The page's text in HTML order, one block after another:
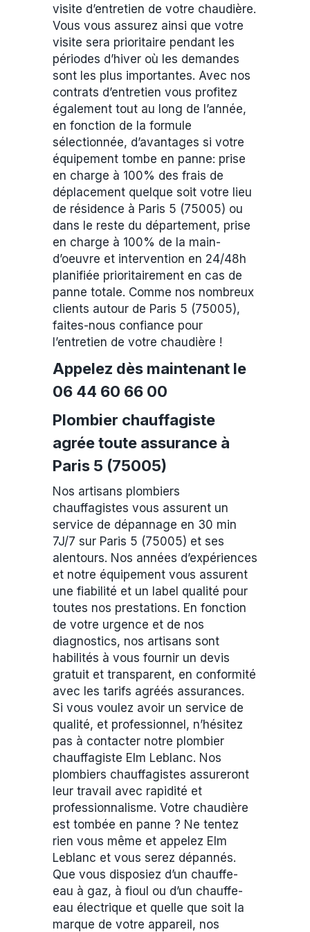
visite d’entretien de votre chaudière.
Vous vous assurez ainsi que votre
visite sera prioritaire pendant les
périodes d’hiver où les demandes
sont les plus importantes. Avec nos
contrats d’entretien vous profitez
également tout au long de l’année,
en fonction de la formule
sélectionnée, d’avantages si votre
équipement tombe en panne: prise
en charge à 100% des frais de
déplacement quelque soit votre lieu
de résidence à Paris 5 (75005) ou
dans le reste du département, prise
en charge à 100% de la main-
d’oeuvre et intervention en 24/48h
planifiée prioritairement en cas de
panne totale. Comme nos nombreux
clients autour de Paris 5 (75005),
faites-nous confiance pour
l’entretien de votre chaudière !
Appelez dès maintenant le
06 44 60 66 00
Plombier chauffagiste
agrée toute assurance à
Paris 5 (75005)
Nos artisans plombiers
chauffagistes vous assurent un
service de dépannage en 30 min
7J/7 sur Paris 5 (75005) et ses
alentours. Nos années d’expériences
et notre équipement vous assurent
une fiabilité et un label qualité pour
toutes nos prestations. En fonction
de votre urgence et de nos
diagnostics, nos artisans sont
habilités à vous fournir un devis
gratuit et transparent, en conformité
avec les tarifs agréés assurances.
Si vous voulez avoir un service de
qualité, et professionnel, n’hésitez
pas à contacter notre plombier
chauffagiste Elm Leblanc. Nos
plombiers chauffagistes assureront
leur travail avec rapidité et
professionnalisme. Votre chaudière
est tombée en panne ? Ne tentez
rien vous même et appelez Elm
Leblanc et vous serez dépannés.
Que vous disposiez d’un chauffe-
eau à gaz, à fioul ou d’un chauffe-
eau électrique et quelle que soit la
marque de votre appareil, nos